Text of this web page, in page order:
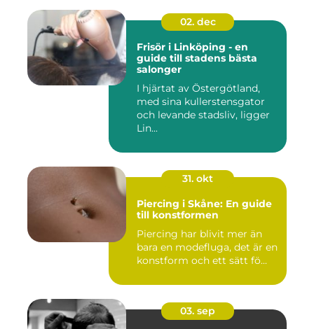
02. dec
Frisör i Linköping - en
guide till stadens bästa
salonger
I hjärtat av Östergötland,
med sina kullerstensgator
och levande stadsliv, ligger
Lin...
31. okt
Piercing i Skåne: En guide
till konstformen
Piercing har blivit mer än
bara en modefluga, det är en
konstform och ett sätt fö...
03. sep